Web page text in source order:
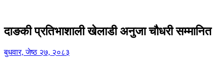
दाङकी प्रतिभाशाली खेलाडी अनुजा चौधरी सम्मानित
बुधवार, जेष्ठ २७, २०८३